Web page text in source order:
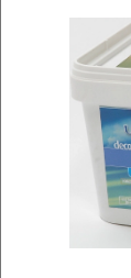
замшу
Фасадная